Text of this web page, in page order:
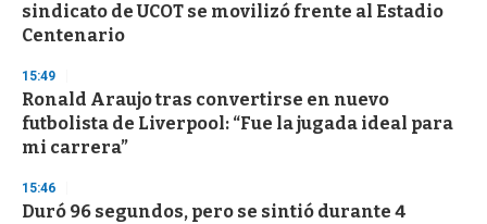
sindicato de UCOT se movilizó frente al Estadio
Centenario
15:49
Ronald Araujo tras convertirse en nuevo
futbolista de Liverpool: “Fue la jugada ideal para
mi carrera”
15:46
Duró 96 segundos, pero se sintió durante 4